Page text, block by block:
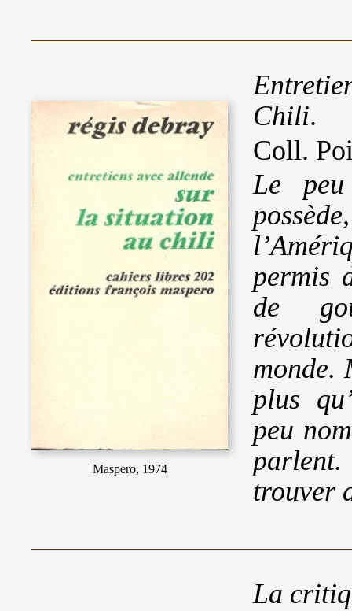
Maspero, 1974
Chili.
Coll.
Le peu
permis
de
monde.
plus
peu
trouver
La